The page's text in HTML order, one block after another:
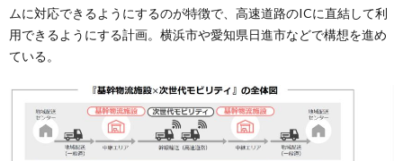
ムに対応できるようにするのが特徴で、高速道路のICに直結して利
用できるようにする計画。横浜市や愛知県日進市などで構想を進め
ている。